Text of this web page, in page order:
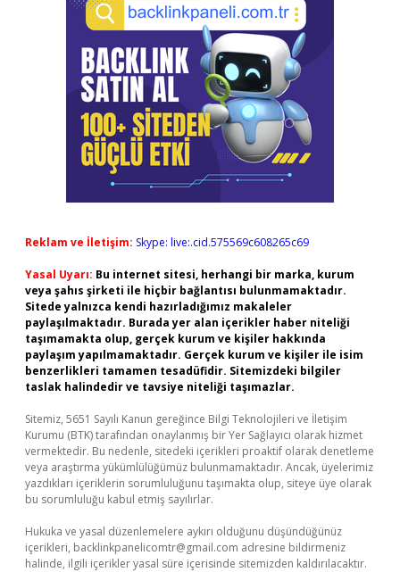
Reklam ve İletişim: Skype: live:.cid.575569c608265c69
Yasal Uyarı: Bu internet sitesi, herhangi bir marka, kurum
veya şahıs şirketi ile hiçbir bağlantısı bulunmamaktadır.
Sitede yalnızca kendi hazırladığımız makaleler
paylaşılmaktadır. Burada yer alan içerikler haber niteliği
taşımamakta olup, gerçek kurum ve kişiler hakkında
paylaşım yapılmamaktadır. Gerçek kurum ve kişiler ile isim
benzerlikleri tamamen tesadüfidir. Sitemizdeki bilgiler
taslak halindedir ve tavsiye niteliği taşımazlar.
Sitemiz, 5651 Sayılı Kanun gereğince Bilgi Teknolojileri ve İletişim
Kurumu (BTK) tarafından onaylanmış bir Yer Sağlayıcı olarak hizmet
vermektedir. Bu nedenle, sitedeki içerikleri proaktif olarak denetleme
veya araştırma yükümlülüğümüz bulunmamaktadır. Ancak, üyelerimiz
yazdıkları içeriklerin sorumluluğunu taşımakta olup, siteye üye olarak
bu sorumluluğu kabul etmiş sayılırlar.
Hukuka ve yasal düzenlemelere aykırı olduğunu düşündüğünüz
içerikleri, backlinkpanelicomtr@gmail.com adresine bildirmeniz
halinde, ilgili içerikler yasal süre içerisinde sitemizden kaldırılacaktır.